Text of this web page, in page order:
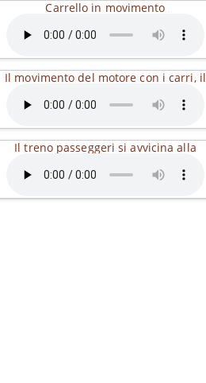
Carrello in movimento
Il movimento del motore con i carri, il
Il treno passeggeri si avvicina alla